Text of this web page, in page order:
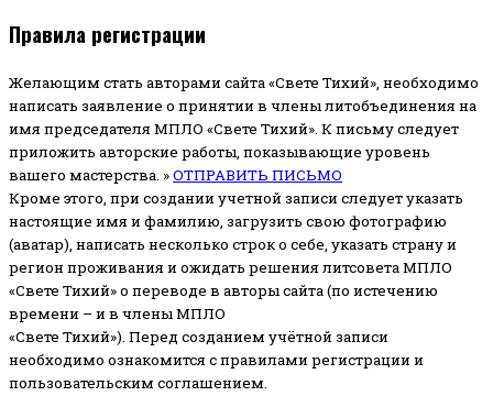
Правила регистрации
Желающим стать авторами сайта «Свете Тихий», необходимо
написать заявление о принятии в члены литобъединения на
имя председателя МПЛО «Свете Тихий». К письму следует
приложить авторские работы, показывающие уровень
вашего мастерства. »ОТПРАВИТЬ ПИСЬМО
Кроме этого, при создании учетной записи следует указать
настоящие имя и фамилию, загрузить свою фотографию
(аватар), написать несколько строк о себе, указать страну и
регион проживания и ожидать решения литсовета МПЛО
«Свете Тихий» о переводе в авторы сайта (по истечению
времени – и в члены МПЛО
«Свете Тихий»). Перед созданием учётной записи
необходимо ознакомится с правилами регистрации и
пользовательским соглашением.